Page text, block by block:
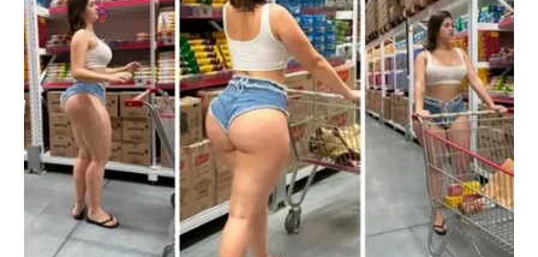
izgledalo savršeno može pokazati svoju drugu stranu.
Ali to nije kraj – to je početak nečega realnijeg i
stabilnijeg.
DEVICA – NAGRADA KOJA
DOLAZI TIHO